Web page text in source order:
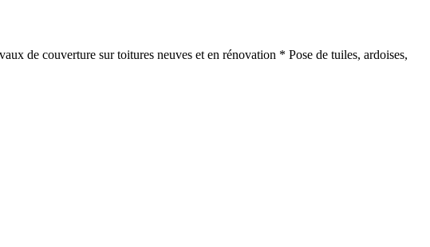
de couverture sur toitures neuves et en rénovation * Pose de tuiles, ardoises,